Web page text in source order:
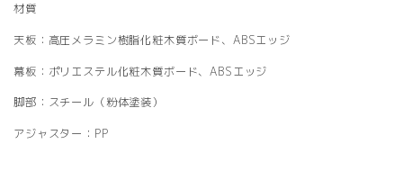
材質
天板：高圧メラミン樹脂化粧木質ボード、ABSエッジ
幕板：ポリエステル化粧木質ボード、ABSエッジ
脚部：スチール（粉体塗装）
アジャスター：PP